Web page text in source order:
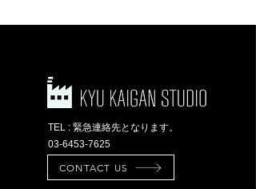
TEL : 緊急連絡先となります。
03-6453-7625
CONTACT US